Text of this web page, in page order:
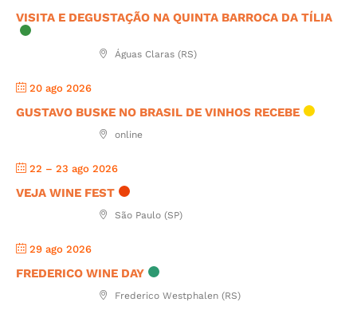
VISITA E DEGUSTAÇÃO NA QUINTA BARROCA DA TÍLIA
Águas Claras (RS)
20 ago 2026
GUSTAVO BUSKE NO BRASIL DE VINHOS RECEBE
online
22 – 23 ago 2026
VEJA WINE FEST
São Paulo (SP)
29 ago 2026
FREDERICO WINE DAY
Frederico Westphalen (RS)